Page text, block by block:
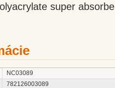
super
NC03089
782126003089